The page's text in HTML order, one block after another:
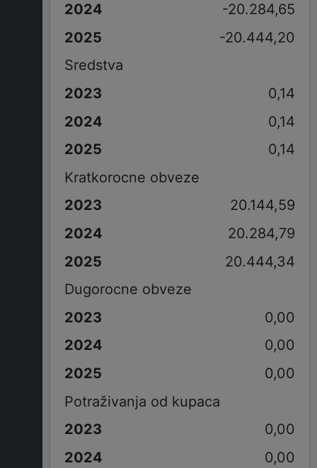
-20.284,65
-20.444,20
Sredstva
0,14
0,14
0,14
Kratkorocne obveze
20.144,59
20.284,79
20.444,34
Dugorocne obveze
0,00
0,00
0,00
Potraživanja od kupaca
0,00
0,00